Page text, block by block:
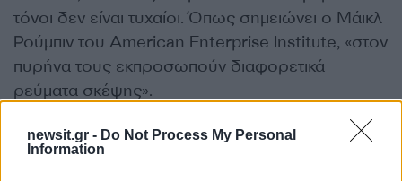
newsit.gr - Do Not Process My Personal
Information
τόνοι δεν είναι τυχαίοι. Όπως σημειώνει ο Μάικλ
Ρούμπιν του American Enterprise Institute, «στον
πυρήνα τους εκπροσωπούν διαφορετικά
ρεύματα σκέψης».